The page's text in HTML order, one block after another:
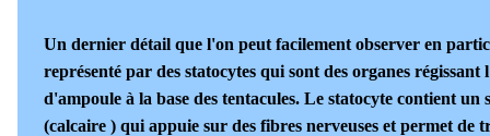
Un dernier détail que l'on peut facilement observer en
représenté par des statocytes qui sont des organes
d'ampoule à la base des tentacules. Le statocyte contient
(calcaire ) qui appuie sur des fibres nerveuses et permet de